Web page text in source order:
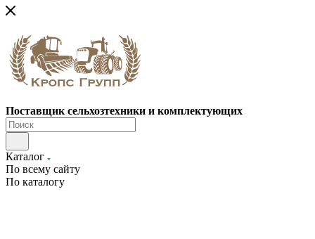
Поставщик сельхозтехники и комплектующих
Каталог
По всему сайту
По каталогу